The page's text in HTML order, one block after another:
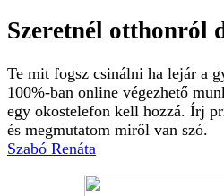
Szeretnél otthonról
Te mit fogsz csinálni ha lejár a
100%-ban online végezhető
egy okostelefon kell hozzá. Írj
és megmutatom miről van szó.
Szabó Renáta